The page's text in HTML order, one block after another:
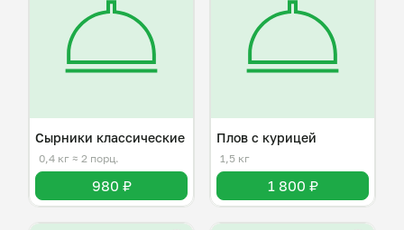
Сырники классические
0,4 кг ≈ 2 порц.
980 ₽
Плов с курицей
1,5 кг
1 800 ₽